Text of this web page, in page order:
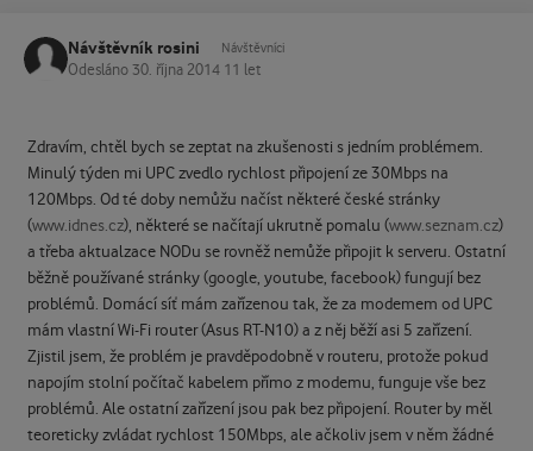
Návštěvník rosini Návštěvníci
Odesláno 30. října 2014 11 let
Zdravím, chtěl bych se zeptat na zkušenosti s jedním problémem.
Minulý týden mi UPC zvedlo rychlost připojení ze 30Mbps na
120Mbps. Od té doby nemůžu načíst některé české stránky
(www.idnes.cz), některé se načítají ukrutně pomalu (www.seznam.cz)
a třeba aktualzace NODu se rovněž nemůže připojit k serveru. Ostatní
běžně používané stránky (google, youtube, facebook) fungují bez
problémů. Domácí síť mám zařízenou tak, že za modemem od UPC
mám vlastní Wi-Fi router (Asus RT-N10) a z něj běží asi 5 zařízení.
Zjistil jsem, že problém je pravděpodobně v routeru, protože pokud
napojím stolní počítač kabelem přímo z modemu, funguje vše bez
problémů. Ale ostatní zařízení jsou pak bez připojení. Router by měl
teoreticky zvládat rychlost 150Mbps, ale ačkoliv jsem v něm žádné